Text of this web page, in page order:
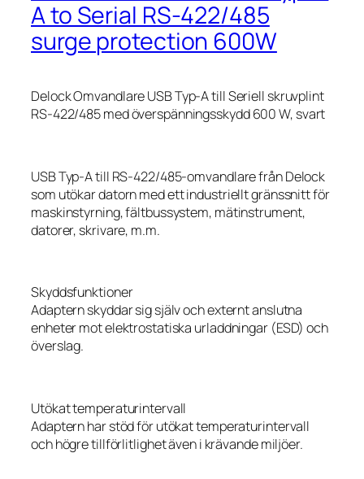
A to Serial RS-422/485
surge protection 600W
Delock Omvandlare USB Typ-A till Seriell skruvplint
RS-422/485 med överspänningsskydd 600 W, svart
USB Typ-A till RS-422/485-omvandlare från Delock
som utökar datorn med ett industriellt gränssnitt för
maskinstyrning, fältbussystem, mätinstrument,
datorer, skrivare, m.m.
Skyddsfunktioner
Adaptern skyddar sig själv och externt anslutna
enheter mot elektrostatiska urladdningar (ESD) och
överslag.
Utökat temperaturintervall
Adaptern har stöd för utökat temperaturintervall
och högre tillförlitlighet även i krävande miljöer.